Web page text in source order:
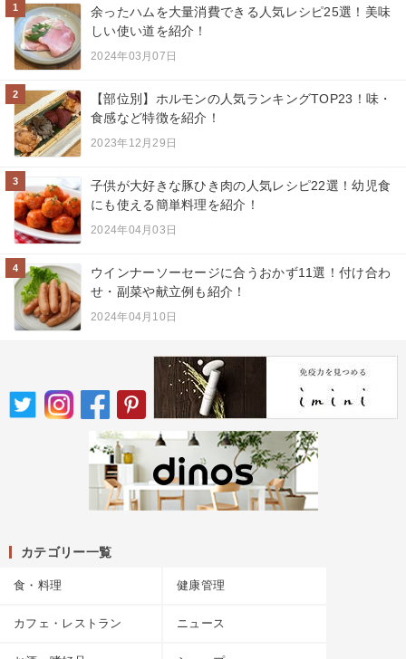
1
余ったハムを大量消費できる人気レシピ25選！美味
しい使い道を紹介！
2024年03月07日
2
【部位別】ホルモンの人気ランキングTOP23！味・
食感など特徴を紹介！
2023年12月29日
3
子供が大好きな豚ひき肉の人気レシピ22選！幼児食
にも使える簡単料理を紹介！
2024年04月03日
4
ウインナーソーセージに合うおかず11選！付け合わ
せ・副菜や献立例も紹介！
2024年04月10日
カテゴリー一覧
食・料理 健康管理
カフェ・レストラン ニュース